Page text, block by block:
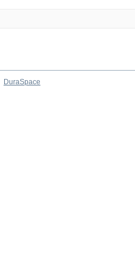
DuraSpace